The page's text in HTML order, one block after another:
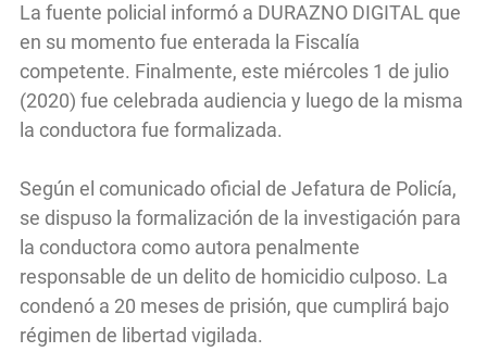
La fuente policial informó a DURAZNO DIGITAL que
en su momento fue enterada la Fiscalía
competente. Finalmente, este miércoles 1 de julio
(2020) fue celebrada audiencia y luego de la misma
la conductora fue formalizada.
Según el comunicado oficial de Jefatura de Policía,
se dispuso la formalización de la investigación para
la conductora como autora penalmente
responsable de un delito de homicidio culposo. La
condenó a 20 meses de prisión, que cumplirá bajo
régimen de libertad vigilada.